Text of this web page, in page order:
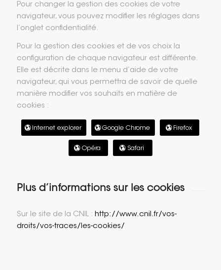
Pour changer la gestion des cookies de votre
navigateur, vous pouvez modifier les réglages dans
l’onglet confidentialité.
Pour la gestion des cookies et de vos choix la
configuration de chaque navigateur est différente.
Elle est décrite dans le menu d’aide de votre
navigateur, qui vous permettra de savoir de quelle
manière modifier vos souhaits en matière de
cookies :
Internet explorer Google Chrome Firefox
Opéra Safari
Plus d’informations sur les cookies
Sur le site de la CNIL : http://www.cnil.fr/vos-
droits/vos-traces/les-cookies/